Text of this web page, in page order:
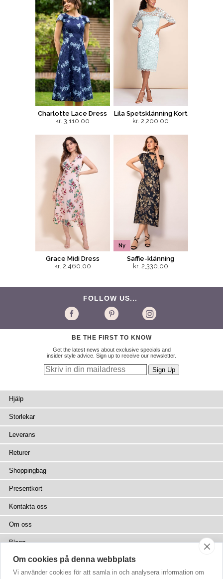
Charlotte Lace Dress
kr. 3,110.00
Lila Spetsklänning Kort
kr. 2,200.00
Grace Midi Dress
kr. 2,460.00
Ny
Saffie-klänning
kr. 2,330.00
FOLLOW US...
BE THE FIRST TO KNOW
Get the latest news about exclusive specials and
insider style advice. Sign up to receive our newsletter.
Hjälp
Storlekar
Leverans
Returer
Shoppingbag
Presentkort
Kontakta oss
Om oss
Blogg
Press
Om cookies på denna webbplats
Vi använder cookies för att samla in och analysera information om